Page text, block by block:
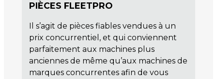
PIÈCES FLEETPRO
Il s’agit de pièces fiables vendues à un
prix concurrentiel, et qui conviennent
parfaitement aux machines plus
anciennes de même qu’aux machines de
marques concurrentes afin de vous